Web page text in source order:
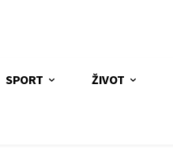
SPORT ŽIVOT